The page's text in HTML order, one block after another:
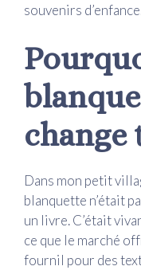
souvenirs
change
Dans mon petit
blanquette n’était
un livre. C’était
ce que le marché
fournil pour des